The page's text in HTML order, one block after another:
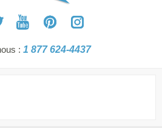
: 1 877 624-4437